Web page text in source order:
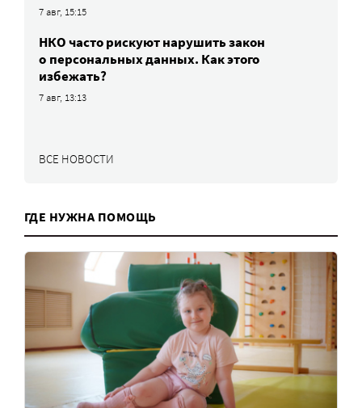
7 авг, 15:15
НКО часто рискуют нарушить закон
о персональных данных. Как этого
избежать?
7 авг, 13:13
ВСЕ НОВОСТИ
ГДЕ НУЖНА ПОМОЩЬ